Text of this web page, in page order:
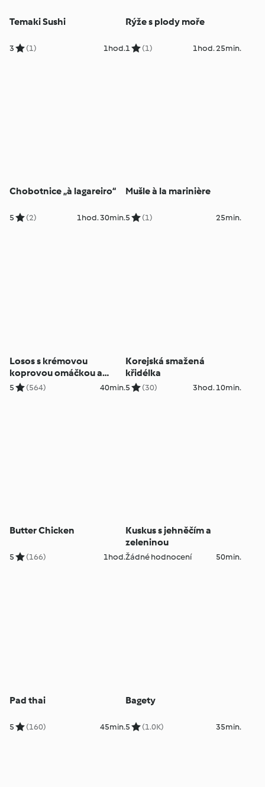
Temaki Sushi
3 (1) 1hod.
Rýže s plody moře
1 (1) 1hod. 25min.
Chobotnice „à lagareiro“
5 (2) 1hod. 30min.
Mušle à la marinière
5 (1) 25min.
Losos s krémovou
koprovou omáčkou a
basmati rýží
5 (564) 40min.
Korejská smažená
křidélka
5 (30) 3hod. 10min.
Butter Chicken
5 (166) 1hod.
Kuskus s jehněčím a
zeleninou
Žádné hodnocení 50min.
Pad thai
5 (160) 45min.
Bagety
5 (1.0K) 35min.